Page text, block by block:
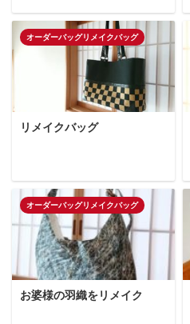
オーダーバッグリメイクバッグ
リメイクバッグ
オーダーバッグリメイクバッグ
お婆様の羽織をリメイク